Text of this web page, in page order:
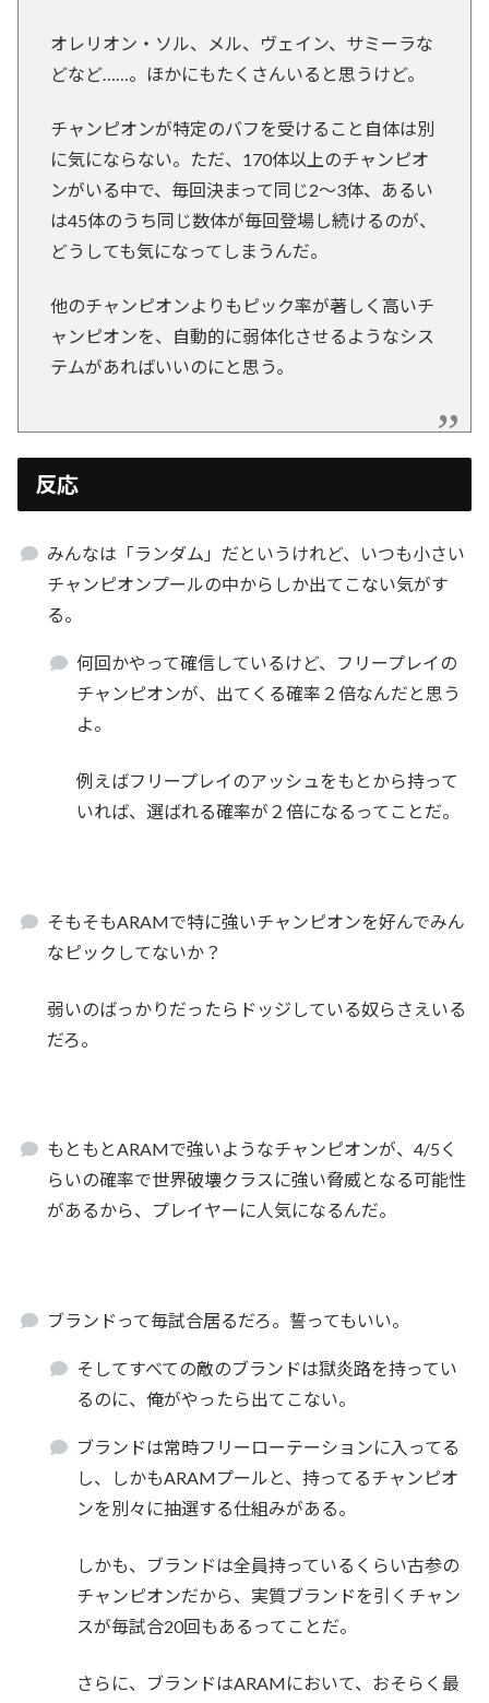
オレリオン・ソル、メル、ヴェイン、サミーラな
どなど……。ほかにもたくさんいると思うけど。
チャンピオンが特定のバフを受けること自体は別
に気にならない。ただ、170体以上のチャンピオ
ンがいる中で、毎回決まって同じ2～3体、あるい
は45体のうち同じ数体が毎回登場し続けるのが、
どうしても気になってしまうんだ。
他のチャンピオンよりもピック率が著しく高いチ
ャンピオンを、自動的に弱体化させるようなシス
テムがあればいいのにと思う。
反応
みんなは「ランダム」だというけれど、いつも小さい
チャンピオンプールの中からしか出てこない気がす
る。
何回かやって確信しているけど、フリープレイの
チャンピオンが、出てくる確率２倍なんだと思う
よ。
例えばフリープレイのアッシュをもとから持って
いれば、選ばれる確率が２倍になるってことだ。
そもそもARAMで特に強いチャンピオンを好んでみん
なピックしてないか？
弱いのばっかりだったらドッジしている奴らさえいる
だろ。
もともとARAMで強いようなチャンピオンが、4/5く
らいの確率で世界破壊クラスに強い脅威となる可能性
があるから、プレイヤーに人気になるんだ。
ブランドって毎試合居るだろ。誓ってもいい。
そしてすべての敵のブランドは獄炎路を持ってい
るのに、俺がやったら出てこない。
ブランドは常時フリーローテーションに入ってる
し、しかもARAMプールと、持ってるチャンピオ
ンを別々に抽選する仕組みがある。
しかも、ブランドは全員持っているくらい古参の
チャンピオンだから、実質ブランドを引くチャン
スが毎試合20回もあるってことだ。
さらに、ブランドはARAMにおいて、おそらく最